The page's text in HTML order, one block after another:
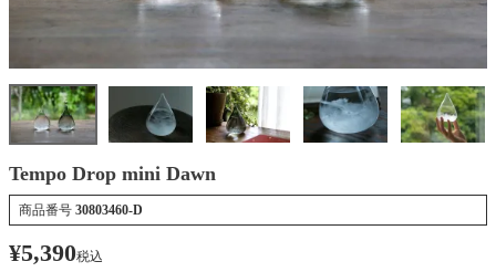
Tempo Drop mini Dawn
商品番号 30803460-D
¥5,390税込